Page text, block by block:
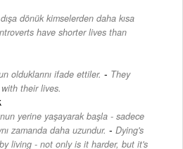
dönük kimselerden daha kısa
have shorter lives than
olduklarını ifade ettiler. - They
their lives.
yerine yaşayarak başla - sadece
zamanda daha uzundur. - Dying's
living - not only is it harder, but it's